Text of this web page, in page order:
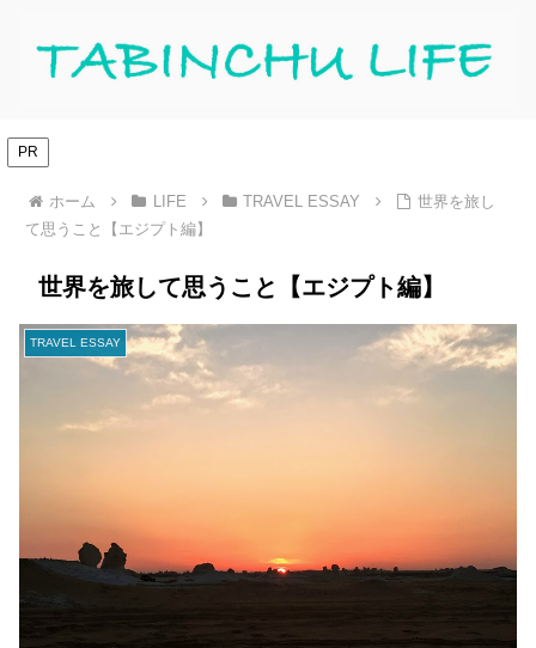
PR
ホーム LIFE TRAVEL ESSAY
世界を旅し
て思うこと【エジプト編】
世界を旅して思うこと【エジプト編】
TRAVEL ESSAY